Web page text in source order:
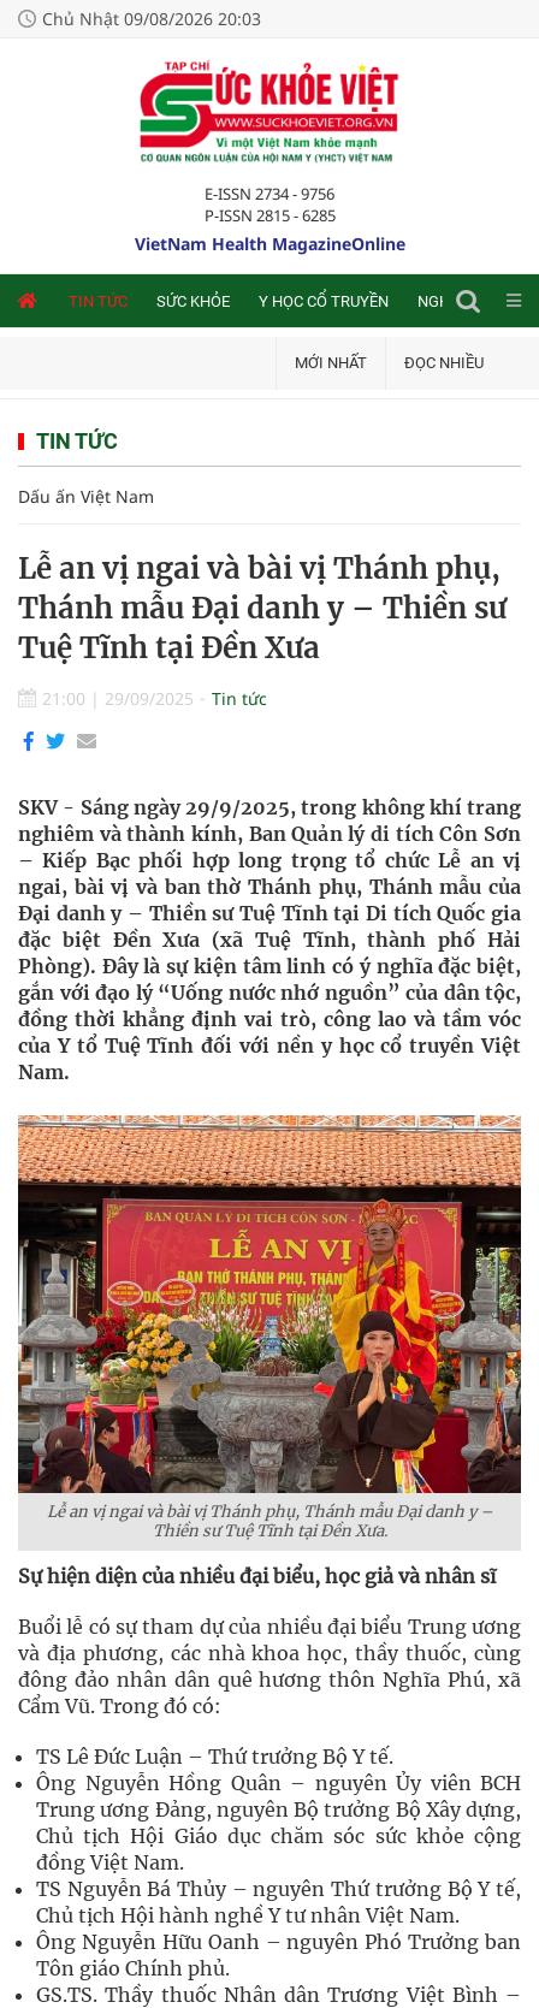
Chủ Nhật 09/08/2026 20:03
E-ISSN 2734 - 9756
P-ISSN 2815 - 6285
VietNam Health MagazineOnline
TIN TỨC SỨC KHỎE Y HỌC CỔ TRUYỀN NGHIÊN CỨU
MỚI NHẤT ĐỌC NHIỀU
TIN TỨC
Dấu ấn Việt Nam
Lễ an vị ngai và bài vị Thánh phụ,
Thánh mẫu Đại danh y – Thiền sư
Tuệ Tĩnh tại Đền Xưa
21:00 | 29/09/2025 Tin tức
SKV - Sáng ngày 29/9/2025, trong không khí trang
nghiêm và thành kính, Ban Quản lý di tích Côn Sơn
– Kiếp Bạc phối hợp long trọng tổ chức Lễ an vị
ngai, bài vị và ban thờ Thánh phụ, Thánh mẫu của
Đại danh y – Thiền sư Tuệ Tĩnh tại Di tích Quốc gia
đặc biệt Đền Xưa (xã Tuệ Tĩnh, thành phố Hải
Phòng). Đây là sự kiện tâm linh có ý nghĩa đặc biệt,
gắn với đạo lý “Uống nước nhớ nguồn” của dân tộc,
đồng thời khẳng định vai trò, công lao và tầm vóc
của Y tổ Tuệ Tĩnh đối với nền y học cổ truyền Việt
Nam.
Lễ an vị ngai và bài vị Thánh phụ, Thánh mẫu Đại danh y –
Thiền sư Tuệ Tĩnh tại Đền Xưa.
Sự hiện diện của nhiều đại biểu, học giả và nhân sĩ
Buổi lễ có sự tham dự của nhiều đại biểu Trung ương
và địa phương, các nhà khoa học, thầy thuốc, cùng
đông đảo nhân dân quê hương thôn Nghĩa Phú, xã
Cẩm Vũ. Trong đó có:
TS Lê Đức Luận – Thứ trưởng Bộ Y tế.
Ông Nguyễn Hồng Quân – nguyên Ủy viên BCH
Trung ương Đảng, nguyên Bộ trưởng Bộ Xây dựng,
Chủ tịch Hội Giáo dục chăm sóc sức khỏe cộng
đồng Việt Nam.
TS Nguyễn Bá Thủy – nguyên Thứ trưởng Bộ Y tế,
Chủ tịch Hội hành nghề Y tư nhân Việt Nam.
Ông Nguyễn Hữu Oanh – nguyên Phó Trưởng ban
Tôn giáo Chính phủ.
GS.TS. Thầy thuốc Nhân dân Trương Việt Bình –